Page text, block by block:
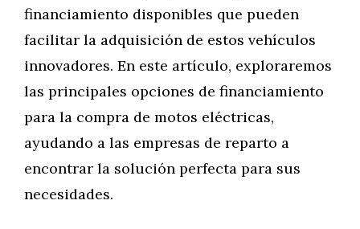
financiamiento disponibles que pueden
facilitar la adquisición de estos vehículos
innovadores. En este artículo, exploraremos
las principales opciones de financiamiento
para la compra de motos eléctricas,
ayudando a las empresas de reparto a
encontrar la solución perfecta para sus
necesidades.